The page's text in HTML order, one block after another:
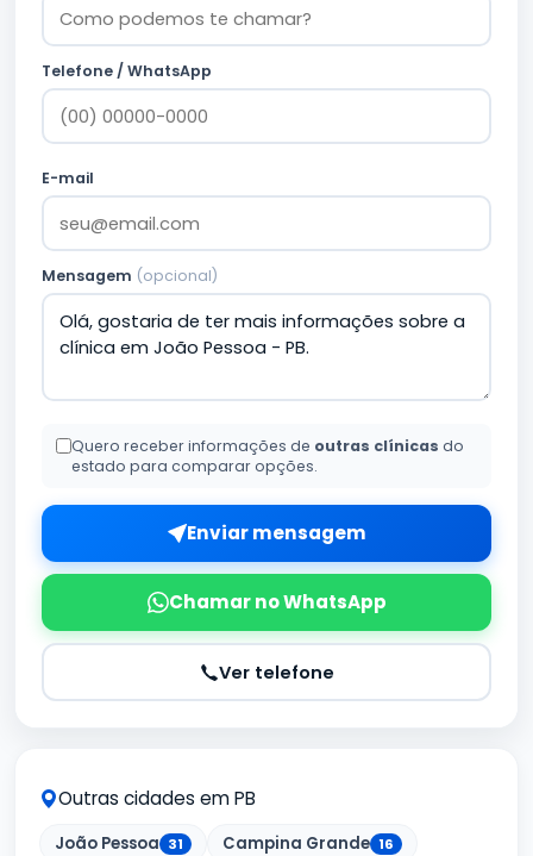
Telefone / WhatsApp
E-mail
Mensagem (opcional)
Quero receber informações de outras clínicas do
estado para comparar opções.
Enviar mensagem
Chamar no WhatsApp
Ver telefone
Outras cidades em PB
João Pessoa 31 Campina Grande 16